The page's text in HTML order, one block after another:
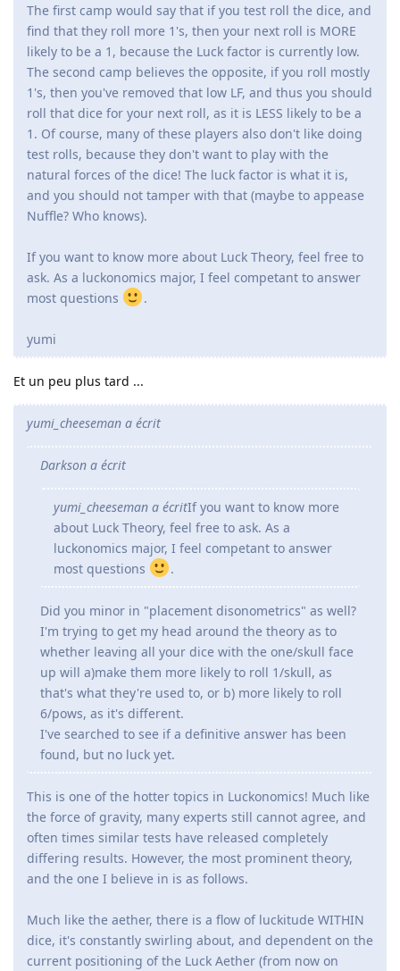
The first camp would say that if you test roll the dice, and
find that they roll more 1's, then your next roll is MORE
likely to be a 1, because the Luck factor is currently low.
The second camp believes the opposite, if you roll mostly
1's, then you've removed that low LF, and thus you should
roll that dice for your next roll, as it is LESS likely to be a
1. Of course, many of these players also don't like doing
test rolls, because they don't want to play with the
natural forces of the dice! The luck factor is what it is,
and you should not tamper with that (maybe to appease
Nuffle? Who knows).
If you want to know more about Luck Theory, feel free to
ask. As a luckonomics major, I feel competant to answer
most questions
.
yumi
Et un peu plus tard ...
yumi_cheeseman a écrit
Darkson a écrit
yumi_cheeseman a écritIf you want to know more
about Luck Theory, feel free to ask. As a
luckonomics major, I feel competant to answer
most questions
.
Did you minor in "placement disonometrics" as well?
I'm trying to get my head around the theory as to
whether leaving all your dice with the one/skull face
up will a)make them more likely to roll 1/skull, as
that's what they're used to, or b) more likely to roll
6/pows, as it's different.
I've searched to see if a definitive answer has been
found, but no luck yet.
This is one of the hotter topics in Luckonomics! Much like
the force of gravity, many experts still cannot agree, and
often times similar tests have released completely
differing results. However, the most prominent theory,
and the one I believe in is as follows.
Much like the aether, there is a flow of luckitude WITHIN
dice, it's constantly swirling about, and dependent on the
current positioning of the Luck Aether (from now on